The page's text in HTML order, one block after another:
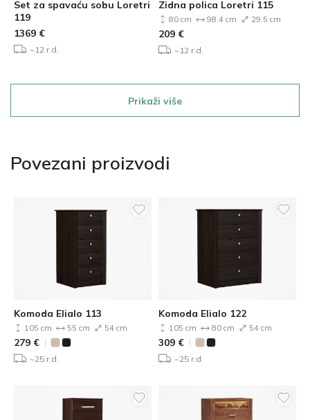
Set za spavaću sobu Loretri
119
1369 €
~12 r.d.
Zidna polica Loretri 115
80 cm 98.4 cm 29.5 cm
209 €
~12 r.d.
Prikaži više
Povezani proizvodi
Komoda Elialo 113
105 cm 55 cm 54 cm
279 €
~25 r.d.
Komoda Elialo 122
105 cm 80 cm 54 cm
309 €
~25 r.d.